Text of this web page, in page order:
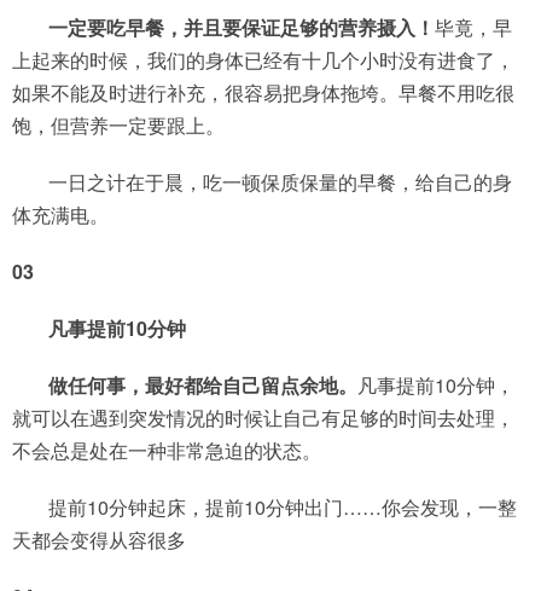
一定要吃早餐，并且要保证足够的营养摄入！ 毕竟，早
上起来的时候，我们的身体已经有十几个小时没有进食了，
如果不能及时进行补充，很容易把身体拖垮。早餐不用吃很
饱，但营养一定要跟上。
一日之计在于晨，吃一顿保质保量的早餐，给自己的身
体充满电。
03
凡事提前10分钟
做任何事，最好都给自己留点余地。 凡事提前10分钟，
就可以在遇到突发情况的时候让自己有足够的时间去处理，
不会总是处在一种非常急迫的状态。
提前10分钟起床，提前10分钟出门……你会发现，一整
天都会变得从容很多